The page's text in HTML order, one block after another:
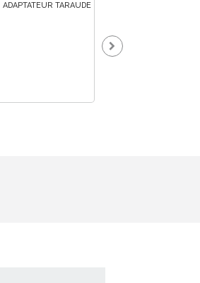
ADAPTATEUR TARAUDE